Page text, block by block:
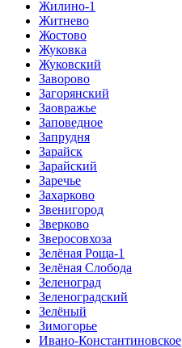
Жилино-1
Житнево
Жостово
Жуковка
Жуковский
Заворово
Загорянский
Заовражье
Заповедное
Запрудня
Зарайск
Зарайский
Заречье
Захарково
Звенигород
Зверково
Зверосовхоза
Зелёная Роща-1
Зелёная Слобода
Зеленоград
Зеленоградский
Зелёный
Зимогорье
Ивано-Константиновское